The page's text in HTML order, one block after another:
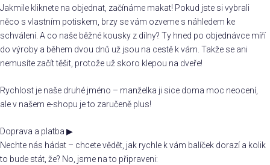
Jakmile kliknete na objednat, začínáme makat! Pokud jste si vybrali
něco s vlastním potiskem, brzy se vám ozveme s náhledem ke
schválení. A co naše běžné kousky z dílny? Ty hned po objednávce míří
do výroby a během dvou dnů už jsou na cestě k vám. Takže se ani
nemusíte začít těšit, protože už skoro klepou na dveře!
Rychlost je naše druhé jméno – manželka ji sice doma moc neocení,
ale v našem e-shopu je to zaručeně plus!
Doprava a platba ▶
Nechte nás hádat – chcete vědět, jak rychle k vám balíček dorazí a kolik
to bude stát, že? No, jsme na to připraveni: